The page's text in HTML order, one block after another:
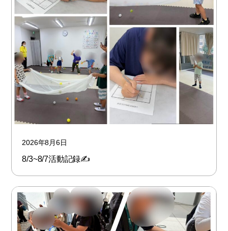
2026年8月6日
8/3~8/7活動記録✍